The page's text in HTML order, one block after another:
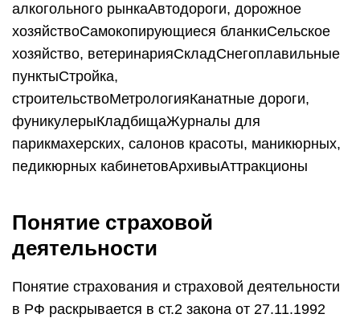
алкогольного рынкаАвтодороги, дорожное
хозяйствоСамокопирующиеся бланкиСельское
хозяйство, ветеринарияСкладСнегоплавильные
пунктыСтройка,
строительствоМетрологияКанатные дороги,
фуникулерыКладбищаЖурналы для
парикмахерских, салонов красоты, маникюрных,
педикюрных кабинетовАрхивыАттракционы
Понятие страховой
деятельности
Понятие страхования и страховой деятельности
в РФ раскрывается в ст.2 закона от 27.11.1992